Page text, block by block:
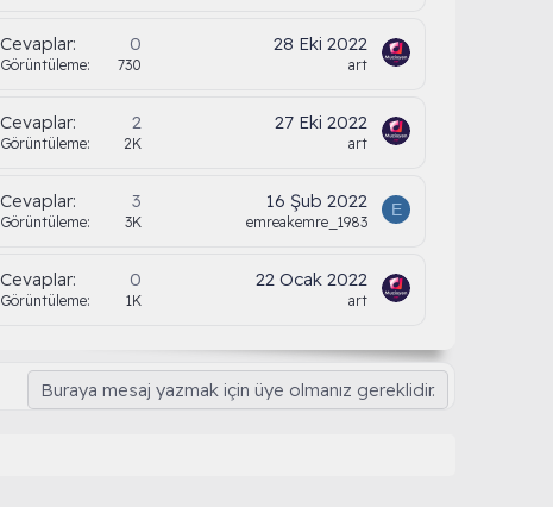
Cevaplar 0
Görüntüleme 730
28 Eki 2022
art
Cevaplar 2
Görüntüleme 2K
27 Eki 2022
art
Cevaplar 3
Görüntüleme 3K
16 Şub 2022
emreakemre_1983
E
Cevaplar 0
Görüntüleme 1K
22 Ocak 2022
art
Buraya mesaj yazmak için üye olmanız gereklidir.